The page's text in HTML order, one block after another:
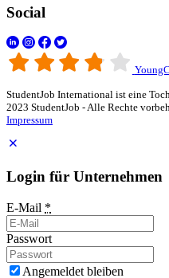
Social
StudentJob International ist eine
2023 StudentJob - Alle Rechte
Impressum
Login für Unternehmen
E-Mail *
Passwort
Angemeldet bleiben